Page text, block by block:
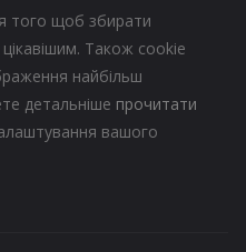
того щоб збирати
Також cookie
найбільш
детальніше прочитати
вашого